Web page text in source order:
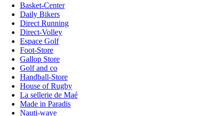
Basket-Center
Daily Bikers
Direct Running
Direct-Volley
Espace Golf
Foot-Store
Gallop Store
Golf and co
Handball-Store
House of Rugby
La sellerie de Maé
Made in Paradis
Nauti-wave